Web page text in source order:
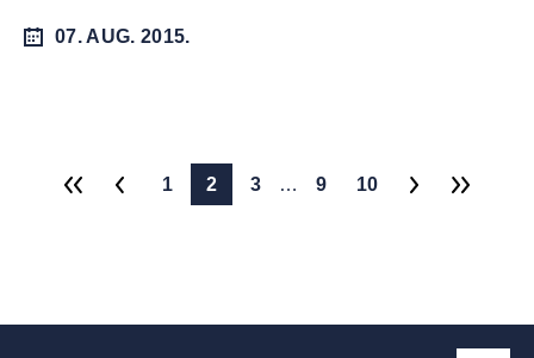
07. AUG. 2015.
1 2 3 … 9 10